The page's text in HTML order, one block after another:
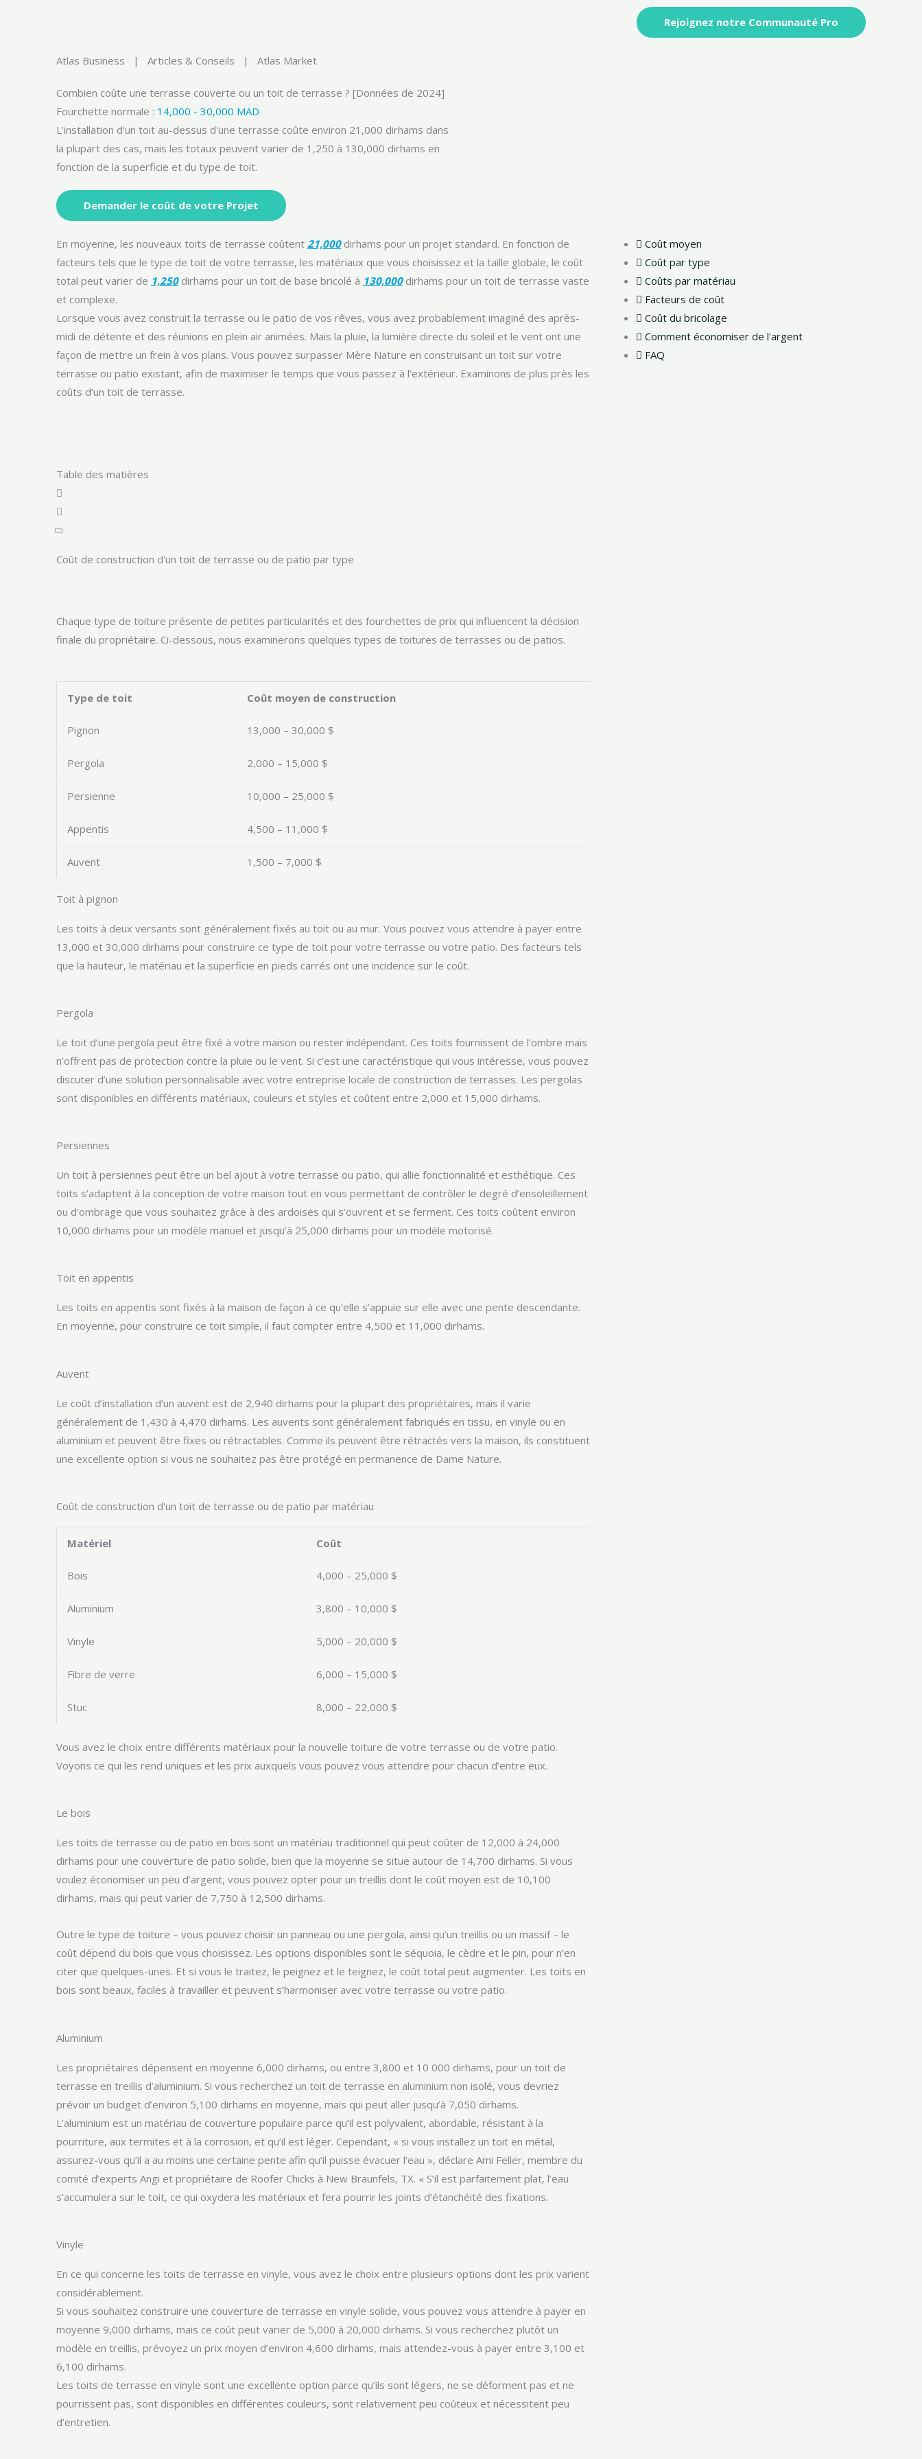
Rejoignez notre Communauté Pro
Atlas Business | Articles & Conseils | Atlas Market
Combien coûte une terrasse couverte ou un toit de terrasse ? [Données de 2024]
Fourchette normale : 14,000 - 30,000 MAD
L'installation d'un toit au-dessus d'une terrasse coûte environ 21,000 dirhams dans
la plupart des cas, mais les totaux peuvent varier de 1,250 à 130,000 dirhams en
fonction de la superficie et du type de toit.
Demander le coût de votre Projet
En moyenne, les nouveaux toits de terrasse coûtent 21,000dirhams pour un projet standard. En fonction de
facteurs tels que le type de toit de votre terrasse, les matériaux que vous choisissez et la taille globale, le coût
total peut varier de 1,250dirhams pour un toit de base bricolé à 130,000dirhams pour un toit de terrasse vaste
et complexe.
Lorsque vous avez construit la terrasse ou le patio de vos rêves, vous avez probablement imaginé des après-
midi de détente et des réunions en plein air animées. Mais la pluie, la lumière directe du soleil et le vent ont une
façon de mettre un frein à vos plans. Vous pouvez surpasser Mère Nature en construisant un toit sur votre
terrasse ou patio existant, afin de maximiser le temps que vous passez à l’extérieur. Examinons de plus près les
coûts d’un toit de terrasse.
Table des matières
Coût de construction d'un toit de terrasse ou de patio par type
Chaque type de toiture présente de petites particularités et des fourchettes de prix qui influencent la décision
finale du propriétaire. Ci-dessous, nous examinerons quelques types de toitures de terrasses ou de patios.
Type de toit Coût moyen de construction
Pignon 13,000 – 30,000 $
Pergola 2,000 – 15,000 $
Persienne 10,000 – 25,000 $
Appentis 4,500 – 11,000 $
Auvent 1,500 – 7,000 $
Toit à pignon
Les toits à deux versants sont généralement fixés au toit ou au mur. Vous pouvez vous attendre à payer entre
13,000 et 30,000 dirhams pour construire ce type de toit pour votre terrasse ou votre patio. Des facteurs tels
que la hauteur, le matériau et la superficie en pieds carrés ont une incidence sur le coût.
Pergola
Le toit d’une pergola peut être fixé à votre maison ou rester indépendant. Ces toits fournissent de l’ombre mais
n’offrent pas de protection contre la pluie ou le vent. Si c’est une caractéristique qui vous intéresse, vous pouvez
discuter d’une solution personnalisable avec votre entreprise locale de construction de terrasses. Les pergolas
sont disponibles en différents matériaux, couleurs et styles et coûtent entre 2,000 et 15,000 dirhams.
Persiennes
Un toit à persiennes peut être un bel ajout à votre terrasse ou patio, qui allie fonctionnalité et esthétique. Ces
toits s’adaptent à la conception de votre maison tout en vous permettant de contrôler le degré d’ensoleillement
ou d’ombrage que vous souhaitez grâce à des ardoises qui s’ouvrent et se ferment. Ces toits coûtent environ
10,000 dirhams pour un modèle manuel et jusqu’à 25,000 dirhams pour un modèle motorisé.
Toit en appentis
Les toits en appentis sont fixés à la maison de façon à ce qu’elle s’appuie sur elle avec une pente descendante.
En moyenne, pour construire ce toit simple, il faut compter entre 4,500 et 11,000 dirhams.
Auvent
Le coût d’installation d’un auvent est de 2,940 dirhams pour la plupart des propriétaires, mais il varie
généralement de 1,430 à 4,470 dirhams. Les auvents sont généralement fabriqués en tissu, en vinyle ou en
aluminium et peuvent être fixes ou rétractables. Comme ils peuvent être rétractés vers la maison, ils constituent
une excellente option si vous ne souhaitez pas être protégé en permanence de Dame Nature.
Coût de construction d'un toit de terrasse ou de patio par matériau
Matériel Coût
Bois 4,000 – 25,000 $
Aluminium 3,800 – 10,000 $
Vinyle 5,000 – 20,000 $
Fibre de verre 6,000 – 15,000 $
Stuc 8,000 – 22,000 $
Vous avez le choix entre différents matériaux pour la nouvelle toiture de votre terrasse ou de votre patio.
Voyons ce qui les rend uniques et les prix auxquels vous pouvez vous attendre pour chacun d’entre eux.
Le bois
Les toits de terrasse ou de patio en bois sont un matériau traditionnel qui peut coûter de 12,000 à 24,000
dirhams pour une couverture de patio solide, bien que la moyenne se situe autour de 14,700 dirhams. Si vous
voulez économiser un peu d’argent, vous pouvez opter pour un treillis dont le coût moyen est de 10,100
dirhams, mais qui peut varier de 7,750 à 12,500 dirhams.
Outre le type de toiture – vous pouvez choisir un panneau ou une pergola, ainsi qu’un treillis ou un massif – le
coût dépend du bois que vous choisissez. Les options disponibles sont le séquoia, le cèdre et le pin, pour n’en
citer que quelques-unes. Et si vous le traitez, le peignez et le teignez, le coût total peut augmenter. Les toits en
bois sont beaux, faciles à travailler et peuvent s’harmoniser avec votre terrasse ou votre patio.
Aluminium
Les propriétaires dépensent en moyenne 6,000 dirhams, ou entre 3,800 et 10 000 dirhams, pour un toit de
terrasse en treillis d’aluminium. Si vous recherchez un toit de terrasse en aluminium non isolé, vous devriez
prévoir un budget d’environ 5,100 dirhams en moyenne, mais qui peut aller jusqu’à 7,050 dirhams.
L’aluminium est un matériau de couverture populaire parce qu’il est polyvalent, abordable, résistant à la
pourriture, aux termites et à la corrosion, et qu’il est léger. Cependant, « si vous installez un toit en métal,
assurez-vous qu’il a au moins une certaine pente afin qu’il puisse évacuer l’eau », déclare Ami Feller, membre du
comité d’experts Angi et propriétaire de Roofer Chicks à New Braunfels, TX. « S’il est parfaitement plat, l’eau
s’accumulera sur le toit, ce qui oxydera les matériaux et fera pourrir les joints d’étanchéité des fixations.
Vinyle
En ce qui concerne les toits de terrasse en vinyle, vous avez le choix entre plusieurs options dont les prix varient
considérablement.
Si vous souhaitez construire une couverture de terrasse en vinyle solide, vous pouvez vous attendre à payer en
moyenne 9,000 dirhams, mais ce coût peut varier de 5,000 à 20,000 dirhams. Si vous recherchez plutôt un
modèle en treillis, prévoyez un prix moyen d’environ 4,600 dirhams, mais attendez-vous à payer entre 3,100 et
6,100 dirhams.
Les toits de terrasse en vinyle sont une excellente option parce qu’ils sont légers, ne se déforment pas et ne
pourrissent pas, sont disponibles en différentes couleurs, sont relativement peu coûteux et nécessitent peu
d’entretien.
Coût moyen
Coût par type
Coûts par matériau
Facteurs de coût
Coût du bricolage
Comment économiser de l'argent
FAQ